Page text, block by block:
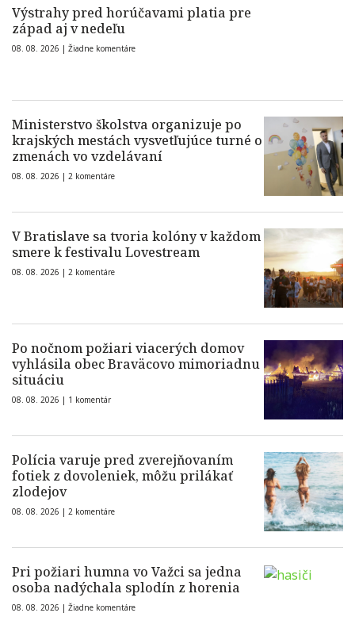
Výstrahy pred horúčavami platia pre
západ aj v nedeľu
08. 08. 2026 | Žiadne komentáre
Ministerstvo školstva organizuje po
krajských mestách vysvetľujúce turné o
zmenách vo vzdelávaní
08. 08. 2026 | 2 komentáre
V Bratislave sa tvoria kolóny v každom
smere k festivalu Lovestream
08. 08. 2026 | 2 komentáre
Po nočnom požiari viacerých domov
vyhlásila obec Braväcovo mimoriadnu
situáciu
08. 08. 2026 | 1 komentár
Polícia varuje pred zverejňovaním
fotiek z dovoleniek, môžu prilákať
zlodejov
08. 08. 2026 | 2 komentáre
Pri požiari humna vo Važci sa jedna
osoba nadýchala splodín z horenia
08. 08. 2026 | Žiadne komentáre